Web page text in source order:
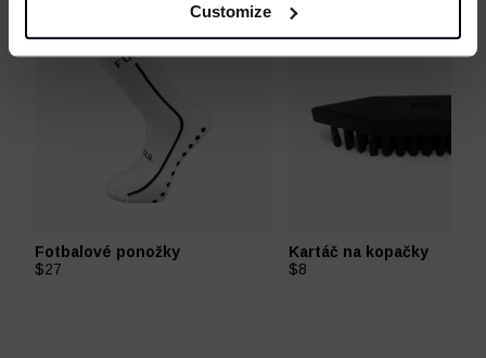
Customize
Fotbalové ponožky
$27
Kartáč na kopačky
$8